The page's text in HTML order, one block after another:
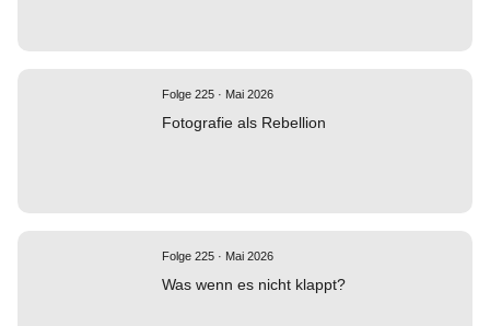
Folge 225 · Mai 2026
Fotografie als Rebellion
Folge 225 · Mai 2026
Was wenn es nicht klappt?